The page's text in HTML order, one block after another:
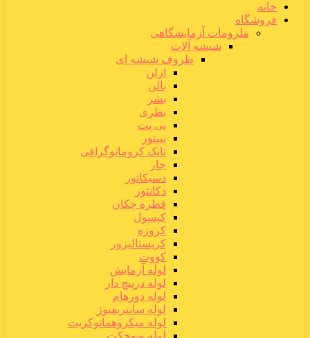
خانه
فروشگاه
ملزومات آزمایشگاهی
شیشه آلات
ظروف شیشه ای
ارلن
بالن
بشر
بطری
پی پت
پیپتور
تانک کروماتوگرافی
جار
دسیکاتور
دکانتور
قطره چکان
کپسول
کروزه
کریستالیزور
کووت
لوله آزمایش
لوله درپیچ دار
لوله دورهام
لوله سانتریفیوژ
لوله میکروهماتوکریت
لوله ونوجکت